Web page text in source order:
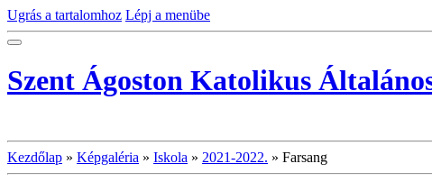
Ugrás a tartalomhoz Lépj a menübe
Szent Ágoston Katolikus
Kezdőlap » Képgaléria » Iskola » 2021-2022. » Farsang